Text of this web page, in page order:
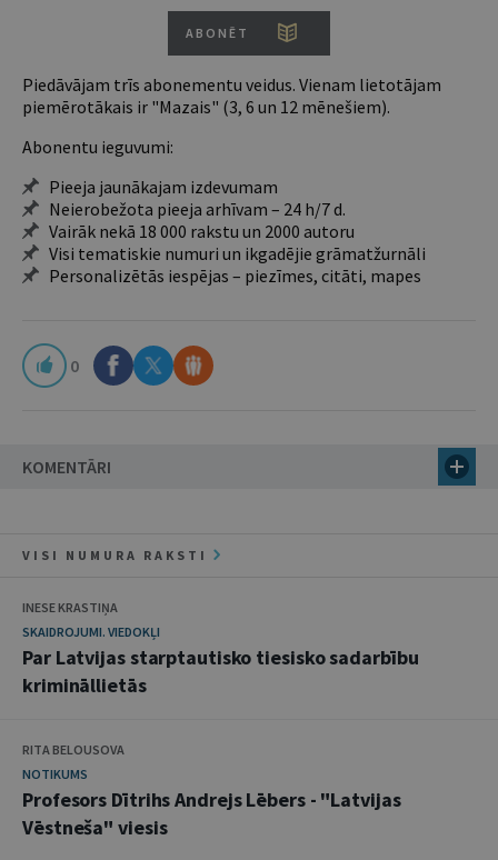
ABONĒT
Piedāvājam trīs abonementu veidus. Vienam lietotājam
piemērotākais ir "Mazais" (3, 6 un 12 mēnešiem).
Abonentu ieguvumi:
Pieeja jaunākajam izdevumam
Neierobežota pieeja arhīvam – 24 h/7 d.
Vairāk nekā 18 000 rakstu un 2000 autoru
Visi tematiskie numuri un ikgadējie grāmatžurnāli
Personalizētās iespējas – piezīmes, citāti, mapes
0
KOMENTĀRI
VISI NUMURA RAKSTI
INESE KRASTIŅA
SKAIDROJUMI. VIEDOKĻI
Par Latvijas starptautisko tiesisko sadarbību
krimināllietās
RITA BELOUSOVA
NOTIKUMS
Profesors Dītrihs Andrejs Lēbers - "Latvijas
Vēstneša" viesis